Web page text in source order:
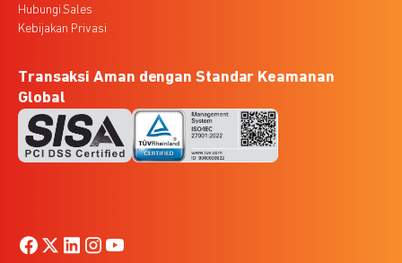
Hubungi Sales
Kebijakan Privasi
Transaksi Aman dengan Standar Keamanan
Global